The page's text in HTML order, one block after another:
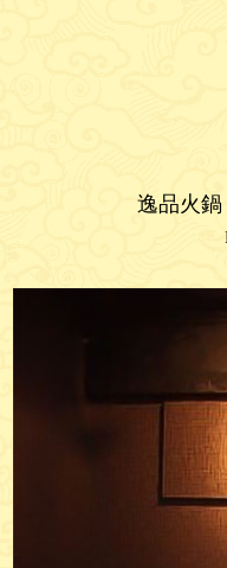
逸品火